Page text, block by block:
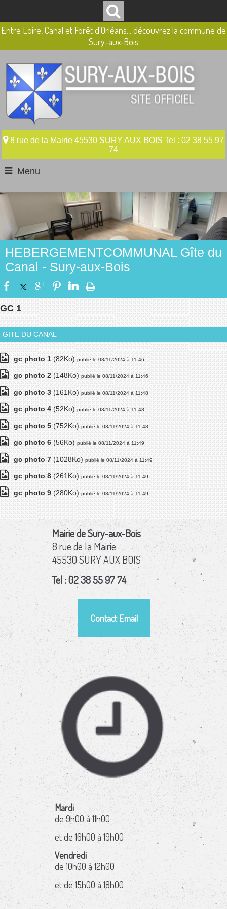
Entre Loire, Canal et Forêt d'Orléans... découvrez la commune de
Sury-aux-Bois
8 rue de la Mairie 45530 SURY AUX BOIS Tel : 02 38 55 97
74
Menu
HEBERGEMENTCOMMUNAL Gîte du
Canal - Sury-aux-Bois
GC 1
GITE DU CANAL
gc photo 1 (82Ko) publié le 08/11/2024 à 11:46
gc photo 2 (148Ko) publié le 08/11/2024 à 11:46
gc photo 3 (161Ko) publié le 08/11/2024 à 11:48
gc photo 4 (52Ko) publié le 08/11/2024 à 11:48
gc photo 5 (752Ko) publié le 08/11/2024 à 11:48
gc photo 6 (56Ko) publié le 08/11/2024 à 11:49
gc photo 7 (1028Ko) publié le 08/11/2024 à 11:49
gc photo 8 (261Ko) publié le 08/11/2024 à 11:49
gc photo 9 (280Ko) publié le 08/11/2024 à 11:49
Mairie de Sury-aux-Bois
8 rue de la Mairie
45530 SURY AUX BOIS
Tel : 02 38 55 97 74
Contact Email
Mardi
de 9h00 à 11h00
et de 16h00 à 19h00
Vendredi
de 10h00 à 12h00
et de 15h00 à 18h00